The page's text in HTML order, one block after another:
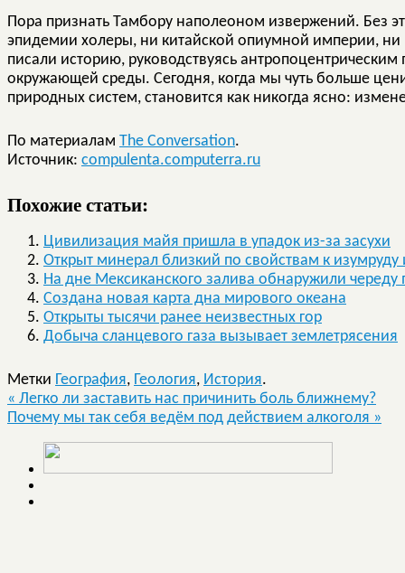
Пора признать Тамбору наполеоном извержений. Без
эпидемии холеры, ни китайской опиумной империи,
писали историю, руководствуясь
окружающей среды. Сегодня, когда мы чуть больше
природных систем, становится как никогда ясно:
По материалам The Conversation.
Источник: compulenta.computerra.ru
Похожие статьи:
Цивилизация майя пришла в упадок из-за засухи
Открыт минерал близкий по свойствам к изумруду
На дне Мексиканского залива обнаружили
Создана новая карта дна мирового океана
Открыты тысячи ранее неизвестных гор
Добыча сланцевого газа вызывает землетрясения
Метки География, Геология, История.
« Легко ли заставить нас причинить боль ближнему?
Почему мы так себя ведём под действием алкоголя »